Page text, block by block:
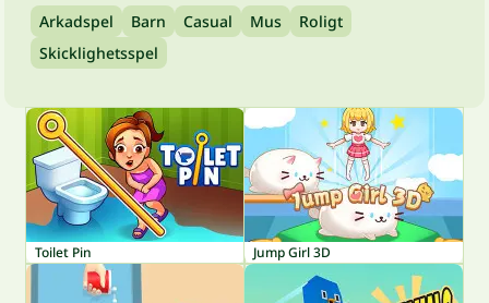
Arkadspel Barn Casual Mus
Roligt
Skicklighetsspel
Toilet Pin Jump Girl 3D